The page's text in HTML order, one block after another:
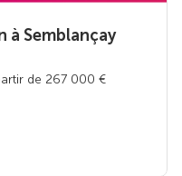
à Semblançay
de 267 000 €